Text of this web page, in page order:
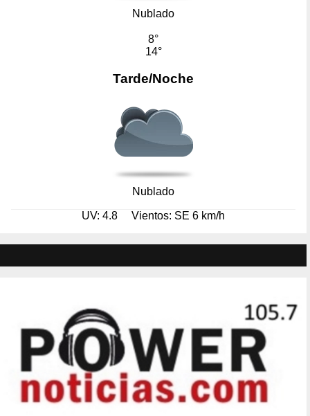
Nublado
8°
14°
Tarde/Noche
Nublado
UV: 4.8 Vientos: SE 6 km/h